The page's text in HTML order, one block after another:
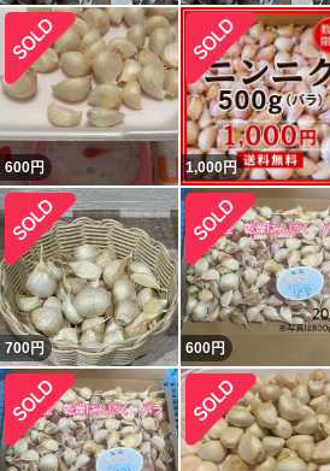
600円 1,000円
700円 600円